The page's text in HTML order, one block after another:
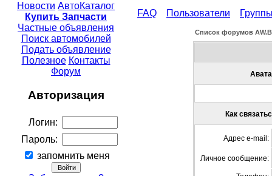
Новости АвтоКаталог
Купить Запчасти
Частные объявления
Поиск автомобилей
Подать объявление
Полезное Контакты
Форум
Авторизация
Логин:
Пароль:
запомнить меня
FAQ Пользователи
Список форумов
Как
Адрес e-mail:
Личное сообщение: